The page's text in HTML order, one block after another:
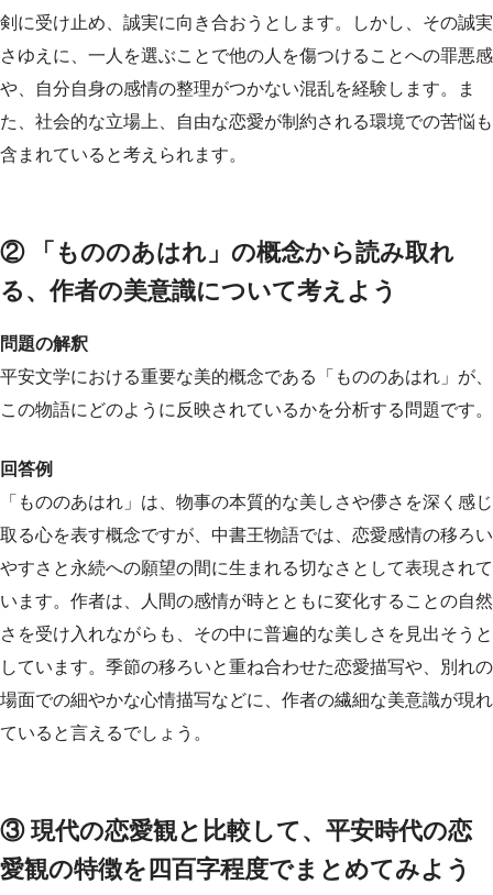
剣に受け止め、誠実に向き合おうとします。しかし、その誠実
さゆえに、一人を選ぶことで他の人を傷つけることへの罪悪感
や、自分自身の感情の整理がつかない混乱を経験します。ま
た、社会的な立場上、自由な恋愛が制約される環境での苦悩も
含まれていると考えられます。
② 「もののあはれ」の概念から読み取れ
る、作者の美意識について考えよう
問題の解釈
平安文学における重要な美的概念である「もののあはれ」が、
この物語にどのように反映されているかを分析する問題です。
回答例
「もののあはれ」は、物事の本質的な美しさや儚さを深く感じ
取る心を表す概念ですが、中書王物語では、恋愛感情の移ろい
やすさと永続への願望の間に生まれる切なさとして表現されて
います。作者は、人間の感情が時とともに変化することの自然
さを受け入れながらも、その中に普遍的な美しさを見出そうと
しています。季節の移ろいと重ね合わせた恋愛描写や、別れの
場面での細やかな心情描写などに、作者の繊細な美意識が現れ
ていると言えるでしょう。
③ 現代の恋愛観と比較して、平安時代の恋
愛観の特徴を四百字程度でまとめてみよう